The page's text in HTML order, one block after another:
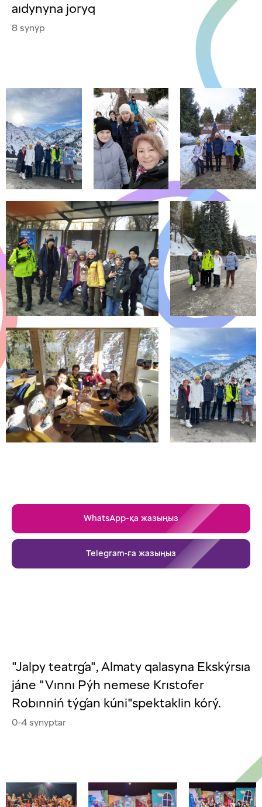
aıdynyna joryq
8 synyp
WhatsApp-қа жазыңыз
Telegram-ға жазыңыз
"Jalpy teatrǵa", Almaty qalasyna Ekskýrsıa
jáne "Vınnı Pýh nemese Krıstofer
Robınniń týǵan kúni"spektaklin kórý.
0-4 synyptar